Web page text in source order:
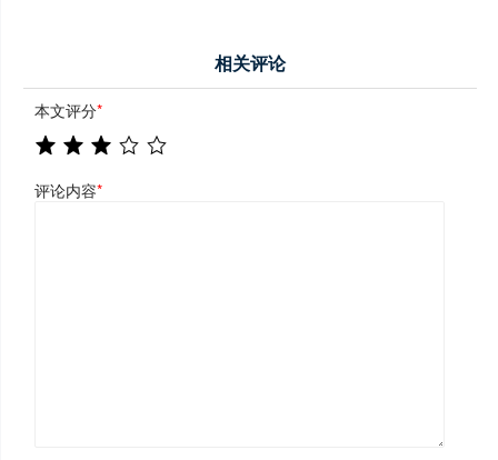
相关评论
本文评分*
评论内容*